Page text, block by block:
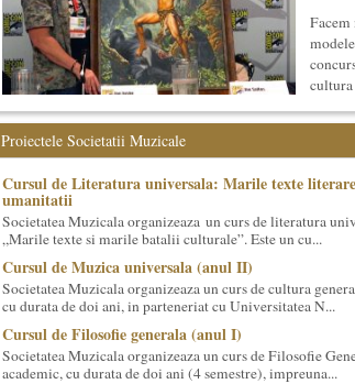
mai
Proiectele Societatii Muzicale
Cursul de Literatura universala: Marile texte
umanitatii
Societatea Muzicala organizeaza un curs de literatura
„Marile texte si marile batalii culturale”. Este un cu...
Cursul de Muzica universala (anul II)
Societatea Muzicala organizeaza un curs de cultura
cu durata de doi ani, in parteneriat cu Universitatea N...
Cursul de Filosofie generala (anul I)
Societatea Muzicala organizeaza un curs de Filosofie
academic, cu durata de doi ani (4 semestre), impreuna...